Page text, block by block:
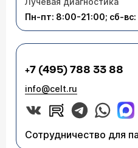
Пн-пт: 8:00-21:00; сб-
+7 (495) 788 33 88
info@celt.ru
Сотрудничество для